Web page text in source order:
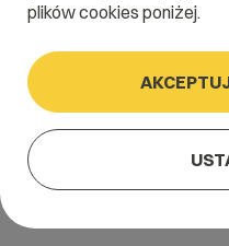
plików cookies poniżej.